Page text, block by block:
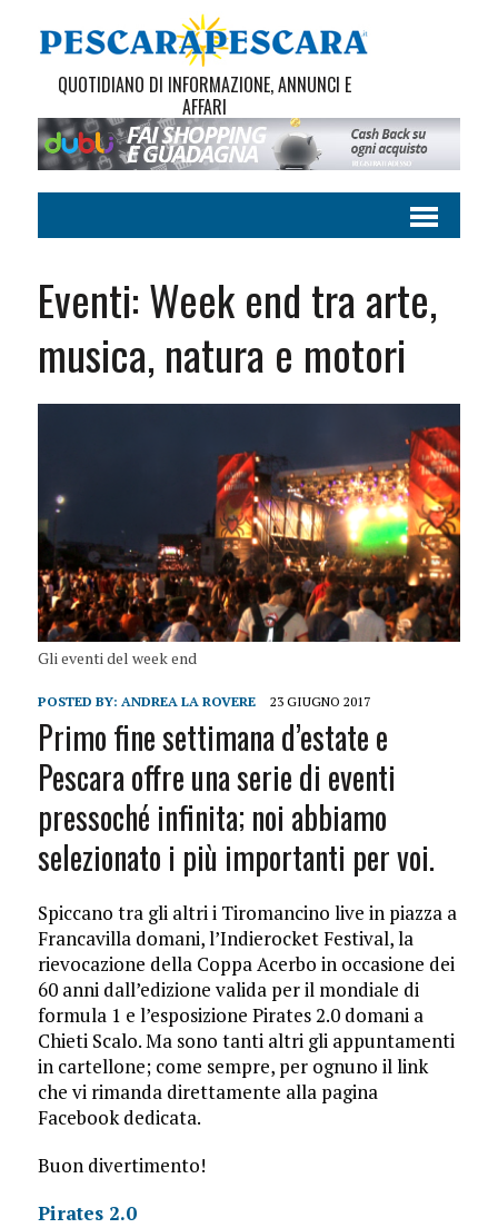
QUOTIDIANO DI INFORMAZIONE, ANNUNCI E
AFFARI
Eventi: Week end tra arte,
musica, natura e motori
Gli eventi del week end
POSTED BY: ANDREA LA ROVERE 23 GIUGNO 2017
Primo fine settimana d’estate e
Pescara offre una serie di eventi
pressoché infinita; noi abbiamo
selezionato i più importanti per voi.
Spiccano tra gli altri i Tiromancino live in piazza a
Francavilla domani, l’Indierocket Festival, la
rievocazione della Coppa Acerbo in occasione dei
60 anni dall’edizione valida per il mondiale di
formula 1 e l’esposizione Pirates 2.0 domani a
Chieti Scalo. Ma sono tanti altri gli appuntamenti
in cartellone; come sempre, per ognuno il link
che vi rimanda direttamente alla pagina
Facebook dedicata.
Buon divertimento!
Pirates 2.0